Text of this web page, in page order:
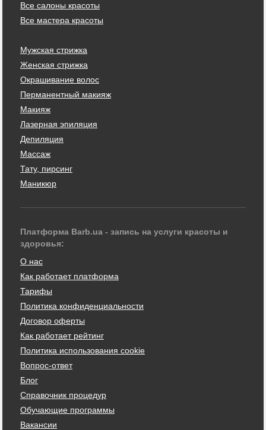
Все салоны красоты
Все мастера красоты
Мужская стрижка
Женская стрижка
Окрашивание волос
Перманентный макияж
Макияж
Лазерная эпиляция
Депиляция
Массаж
Тату, пирсинг
Маникюр
Платформа Barb.ua - запись на услуги красоты и
здоровья:
О нас
Как работает платформа
Тарифы
Политика конфиденциальности
Договор оферты
Как работает рейтинг
Политика использования cookie
Вопрос-ответ
Блог
Справочник процедур
Обучающие программы
Вакансии